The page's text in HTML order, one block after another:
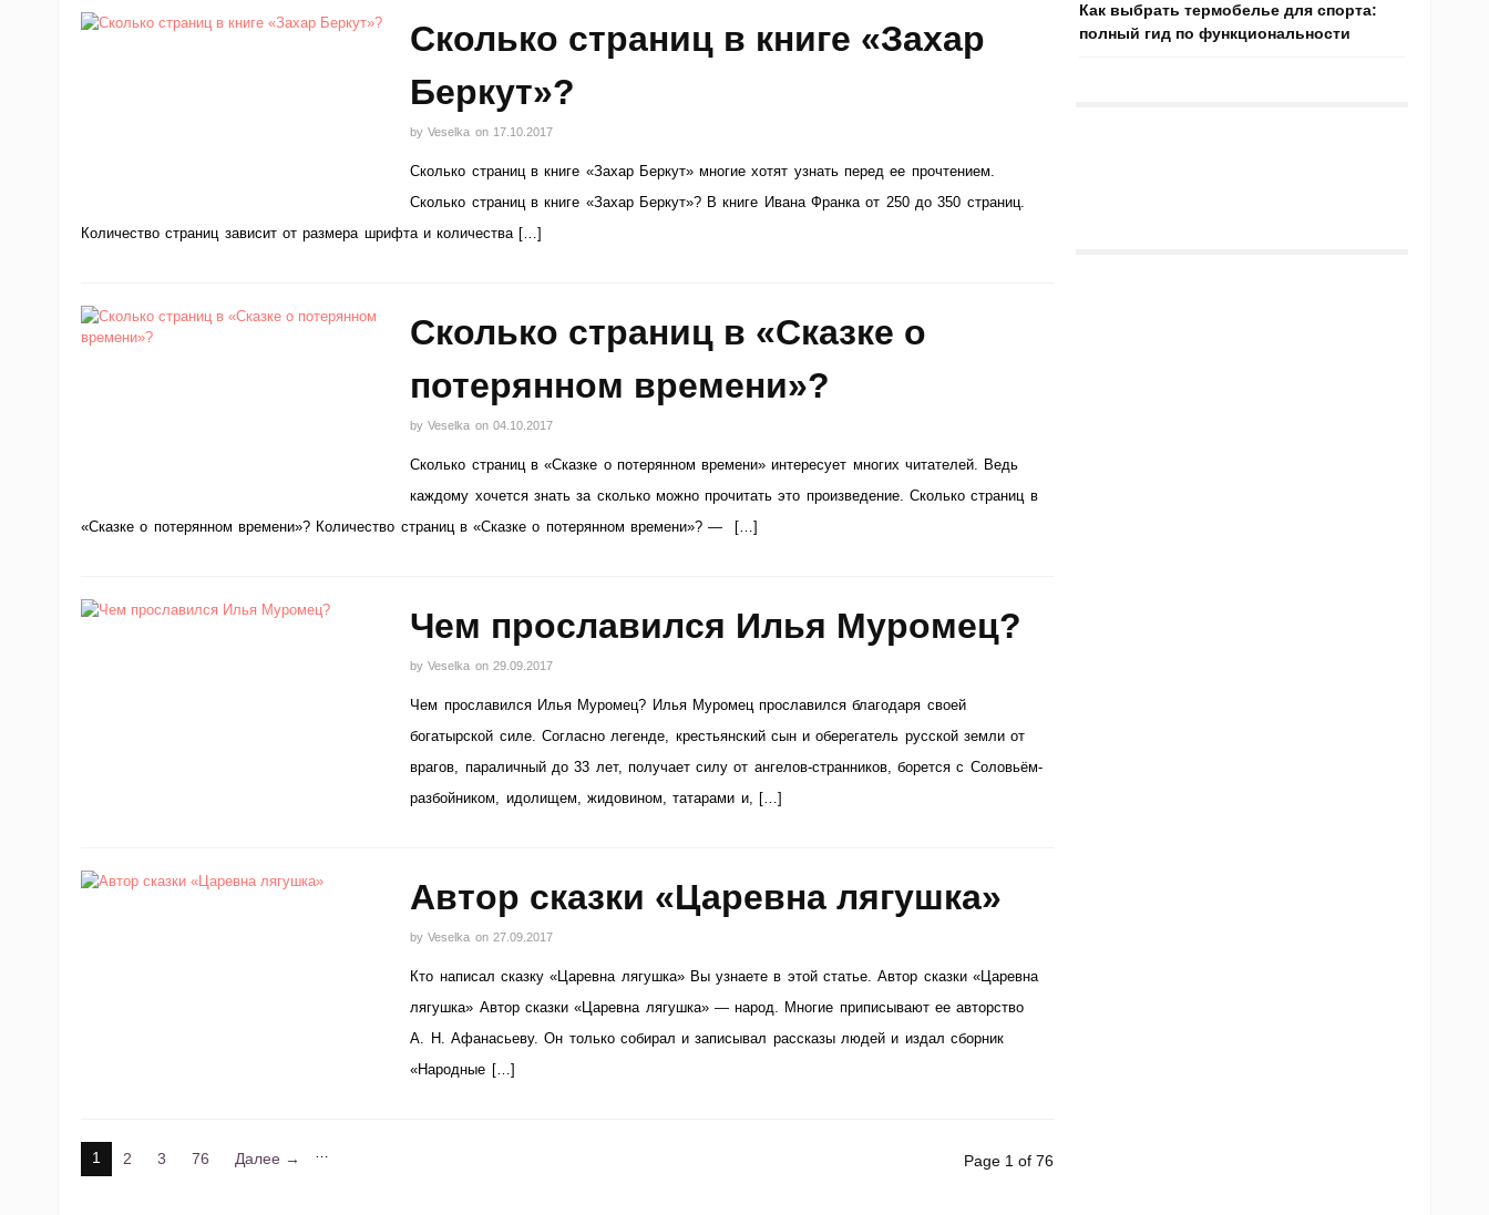
Сколько страниц в книге «Захар
Беркут»?
byVeselka on 17.10.2017
Сколько страниц в книге «Захар Беркут» многие хотят узнать перед ее прочтением.
Сколько страниц в книге «Захар Беркут»? В книге Ивана Франка от 250 до 350 страниц.
Количество страниц зависит от размера шрифта и количества […]
Cколько страниц в «Сказке о
потерянном времени»?
byVeselka on 04.10.2017
Cколько страниц в «Сказке о потерянном времени» интересует многих читателей. Ведь
каждому хочется знать за сколько можно прочитать это произведение. Cколько страниц в
«Сказке о потерянном времени»? Количество страниц в «Сказке о потерянном времени»? — […]
Чем прославился Илья Муромец?
byVeselka on 29.09.2017
Чем прославился Илья Муромец? Илья Муромец прославился благодаря своей
богатырской силе. Согласно легенде, крестьянский сын и оберегатель русской земли от
врагов, параличный до 33 лет, получает силу от ангелов-странников, борется с Соловьём-
разбойником, идолищем, жидовином, татарами и, […]
Автор сказки «Царевна лягушка»
byVeselka on 27.09.2017
Кто написал сказку «Царевна лягушка» Вы узнаете в этой статье. Автор сказки «Царевна
лягушка» Автор сказки «Царевна лягушка» — народ. Многие приписывают ее авторство
А. Н. Афанасьеву. Он только собирал и записывал рассказы людей и издал сборник
«Народные […]
1 2 3 …
76 Далее → Page 1 of 76
Как выбрать термобелье для спорта:
полный гид по функциональности